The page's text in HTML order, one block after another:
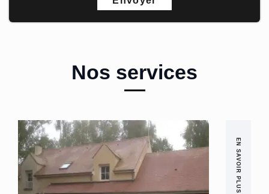
Nos services
EN SAVOIR PLUS